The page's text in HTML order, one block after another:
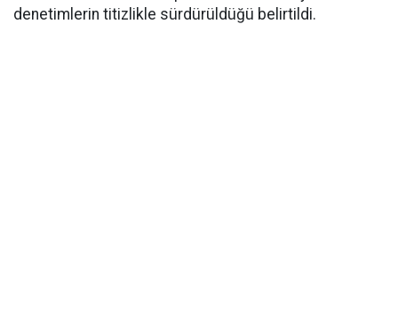
denetimlerin titizlikle sürdürüldüğü belirtildi.